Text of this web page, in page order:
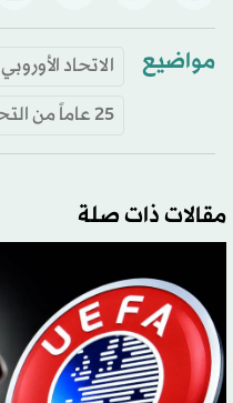
مواضيع الاتحاد الأوروبي
25 عاماً من التحولات العاصفة
مقالات ذات صلة